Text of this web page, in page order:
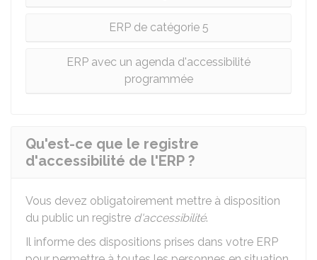
ERP de catégorie 5
ERP avec un agenda d'accessibilité
programmée
Qu'est-ce que le registre
d'accessibilité de l'ERP ?
Vous devez obligatoirement mettre à disposition
du public un registre d'accessibilité.
Il informe des dispositions prises dans votre ERP